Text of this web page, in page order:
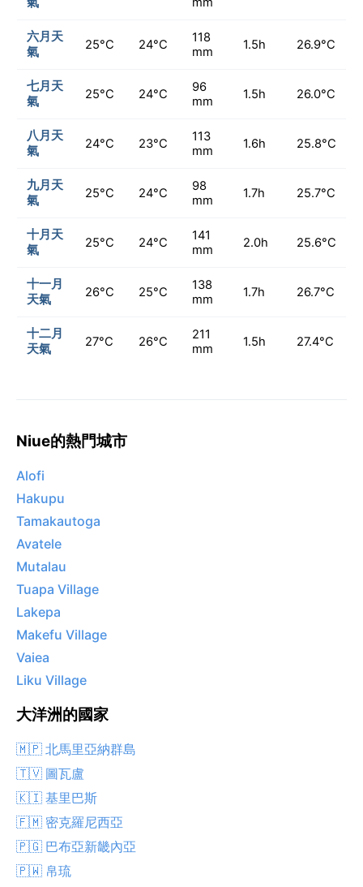
六月天
氣
25°C 24°C
118
mm
1.5h 26.9°C
七月天
氣
25°C 24°C
96
mm
1.5h 26.0°C
八月天
氣
24°C 23°C
113
mm
1.6h 25.8°C
九月天
氣
25°C 24°C
98
mm
1.7h 25.7°C
十月天
氣
25°C 24°C
141
mm
2.0h 25.6°C
十一月
天氣
26°C 25°C
138
mm
1.7h 26.7°C
十二月
天氣
27°C 26°C
211
mm
1.5h 27.4°C
Niue的熱門城市
Alofi
Hakupu
Tamakautoga
Avatele
Mutalau
Tuapa Village
Lakepa
Makefu Village
Vaiea
Liku Village
大洋洲的國家
🇲🇵 北馬里亞納群島
🇹🇻 圖瓦盧
🇰🇮 基里巴斯
🇫🇲 密克羅尼西亞
🇵🇬 巴布亞新畿內亞
🇵🇼 帛琉